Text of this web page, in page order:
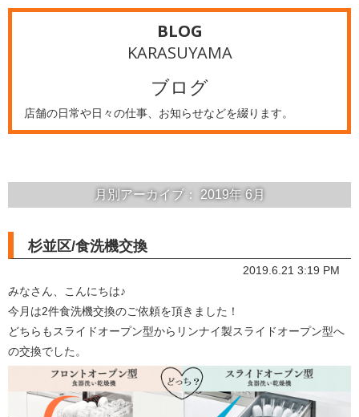
BLOG
KARASUYAMA
ブログ
店舗の日常や日々の仕事、お知らせなどを綴ります。
月別アーカイブ： 2019年 6月
杉並区/食洗機交換
2019.6.21 3:19 PM
みなさん、こんにちは♪
今月は2件食洗機交換のご依頼を頂きました！
どちらもスライドオープン型からリンナイ製スライドオープン型へ
の交換でした。